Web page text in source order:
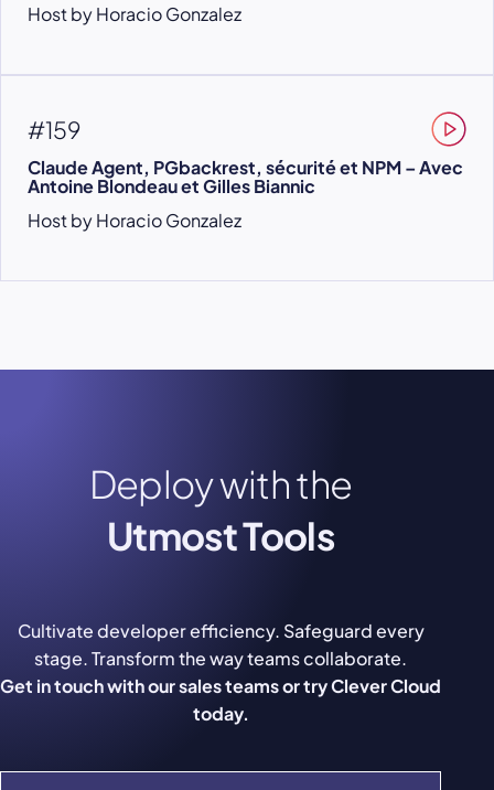
Host by Horacio Gonzalez
#159
Claude Agent, PGbackrest, sécurité et NPM – Avec
Antoine Blondeau et Gilles Biannic
Host by Horacio Gonzalez
Deploy with the
Utmost Tools
Cultivate developer efficiency. Safeguard every
stage. Transform the way teams collaborate.
Get in touch with our sales teams or try Clever Cloud
today.